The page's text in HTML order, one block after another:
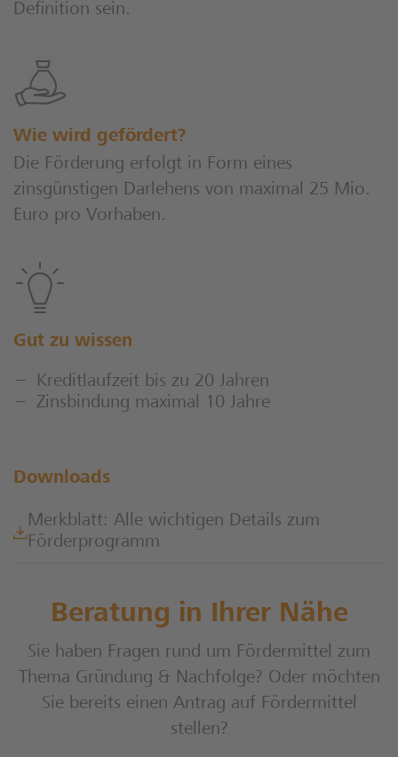
Definition sein.
Wie wird gefördert?
Die Förderung erfolgt in Form eines
zinsgünstigen Darlehens von maximal 25 Mio.
Euro pro Vorhaben.
Gut zu wissen
Kreditlaufzeit bis zu 20 Jahren
Zinsbindung maximal 10 Jahre
Downloads
Merkblatt: Alle wichtigen Details zum
Förderprogramm
Beratung in Ihrer Nähe
Sie haben Fragen rund um Fördermittel zum
Thema Gründung & Nachfolge? Oder möchten
Sie bereits einen Antrag auf Fördermittel
stellen?